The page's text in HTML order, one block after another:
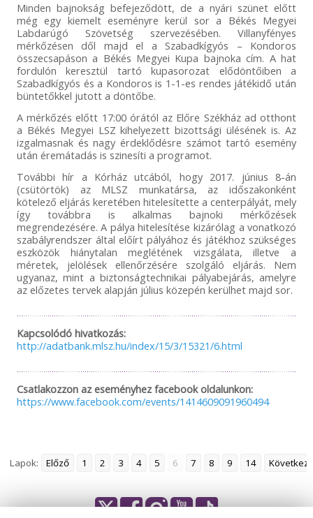
Minden bajnokság befejeződött, de a nyári szünet előtt
még egy kiemelt eseményre kerül sor a Békés Megyei
Labdarúgó Szövetség szervezésében. Villanyfényes
mérkőzésen dől majd el a Szabadkígyós – Kondoros
összecsapáson a Békés Megyei Kupa bajnoka cím. A hat
fordulón keresztül tartó kupasorozat elődöntőiben a
Szabadkígyós és a Kondoros is 1-1-es rendes játékidő után
büntetőkkel jutott a döntőbe.
A mérkőzés előtt 17:00 órától az Előre Székház ad otthont
a Békés Megyei LSZ kihelyezett bizottsági ülésének is. Az
izgalmasnak és nagy érdeklődésre számot tartó esemény
után éremátadás is szinesíti a programot.
További hír a Kórház utcából, hogy 2017. június 8-án
(csütörtök) az MLSZ munkatársa, az időszakonként
kötelező eljárás keretében hitelesítette a centerpályát, mely
így továbbra is alkalmas bajnoki mérkőzések
megrendezésére. A pálya hitelesítése kizárólag a vonatkozó
szabályrendszer által előírt pályához és játékhoz szükséges
eszközök hiánytalan meglétének vizsgálata, illetve a
méretek, jelölések ellenőrzésére szolgáló eljárás. Nem
ugyanaz, mint a biztonságtechnikai pályabejárás, amelyre
az előzetes tervek alapján július közepén kerülhet majd sor.
Kapcsolódó hivatkozás:
http://adatbank.mlsz.hu/index/15/3/15321/6.html
Csatlakozzon az eseményhez facebook oldalunkon:
https://www.facebook.com/events/1414609091960494
Lapok: Előző 1 2 3 4 5 6 7 8 9 14